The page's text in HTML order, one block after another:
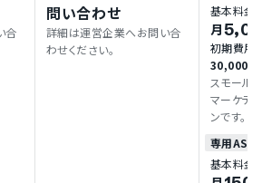
合
問い合わせ
詳細は運営企業へお問い合
わせください。
基本料金
月
初期費用
30,000円
スモール
マーケテ
ンです。 ■初期費用 宛先メ
は50,000円で
用 宛先メ
専用ASP
基本料金